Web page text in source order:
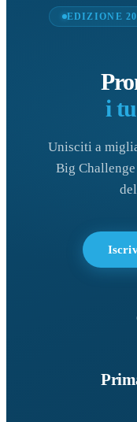
EDIZIONE
i
Unisciti a
Big